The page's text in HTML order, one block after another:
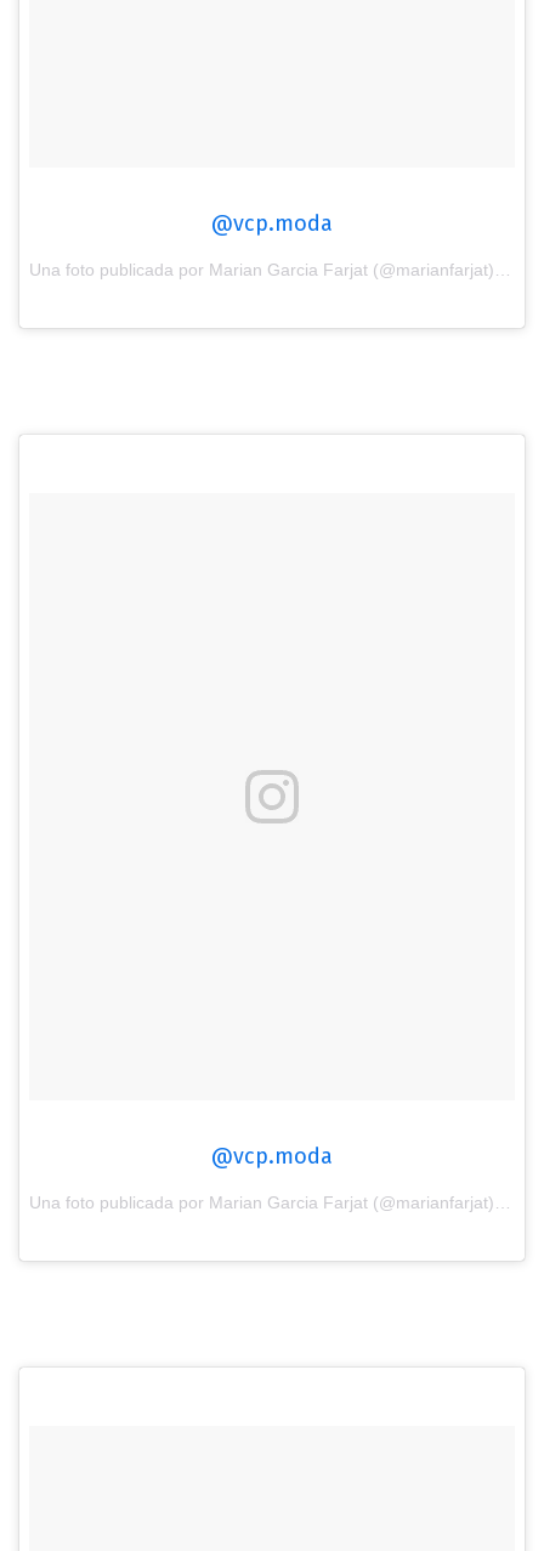
@vcp.moda
Una foto publicada por Marian Garcia Farjat (@marianfarjat) el
@vcp.moda